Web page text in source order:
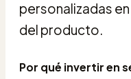
personalizadas
del producto.
Por qué invertir en